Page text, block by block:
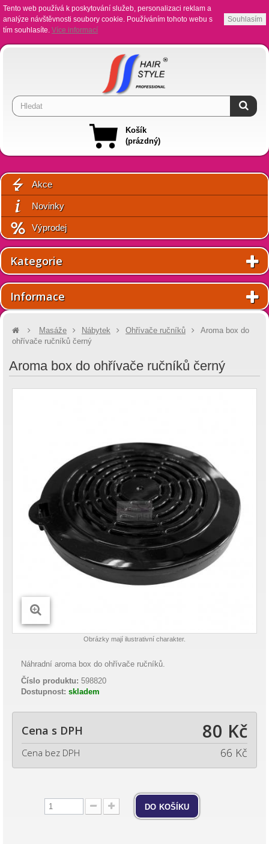
Tento web používá k poskytování služeb, personalizaci reklam a
analýze návštěvnosti soubory cookie. Používáním tohoto webu s
tím souhlasíte. Více informací
Souhlasím
Košík
(prázdný)
Akce
Novinky
Výprodej
Kategorie
Informace
Masáže Nábytek Ohřívače ručníků
Aroma box do
ohřívače ručníků černý
Aroma box do ohřívače ručníků černý
Obrázky mají ilustrativní charakter.
Náhradní aroma box do ohřívače ručníků.
Číslo produktu: 598820
Dostupnost: skladem
Cena s DPH 80 Kč
Cena bez DPH 66 Kč
do košíku